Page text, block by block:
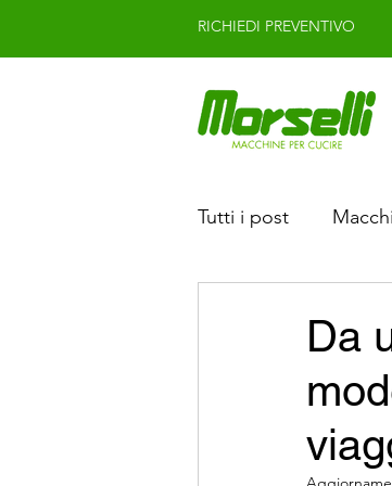
RICHIEDI PREVENTIVO
Tutti i post
Macchine da
Da